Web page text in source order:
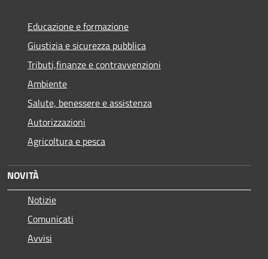
Educazione e formazione
Giustizia e sicurezza pubblica
Tributi,finanze e contravvenzioni
Ambiente
Salute, benessere e assistenza
Autorizzazioni
Agricoltura e pesca
NOVITÀ
Notizie
Comunicati
Avvisi